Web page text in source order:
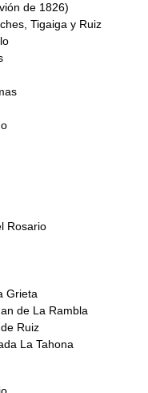
de 1826)
Tigaiga y Ruiz
Rosario
Grieta
de La Rambla
Ruiz
La Tahona